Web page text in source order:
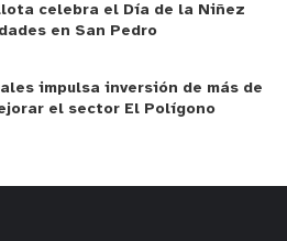
celebra el Día de la Niñez
en San Pedro
impulsa inversión de más de
el sector El Polígono